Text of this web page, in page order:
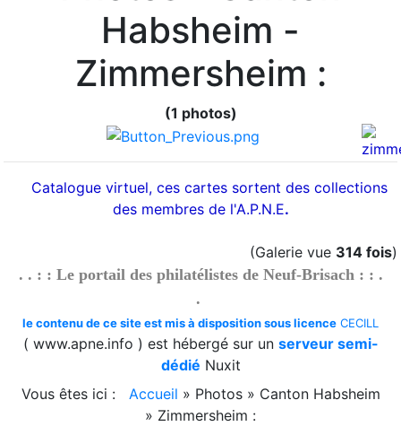
Habsheim -
Zimmersheim :
(1 photos)
Catalogue virtuel, ces cartes sortent des collections
des membres de l'A.P.N.E.
(Galerie vue 314 fois)
. . : : Le portail des philatélistes de Neuf-Brisach : : .
.
le contenu de ce site est mis à disposition sous licence CECILL
( www.apne.info ) est hébergé sur un serveur semi-
dédié Nuxit
Vous êtes ici :
Accueil » Photos» Canton Habsheim
» Zimmersheim :